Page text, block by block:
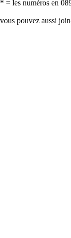
* = les numéros en
vous pouvez aussi